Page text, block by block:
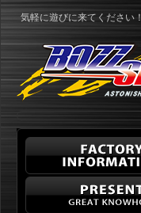
気軽に遊びに来てください！